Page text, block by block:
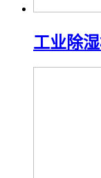
工业除